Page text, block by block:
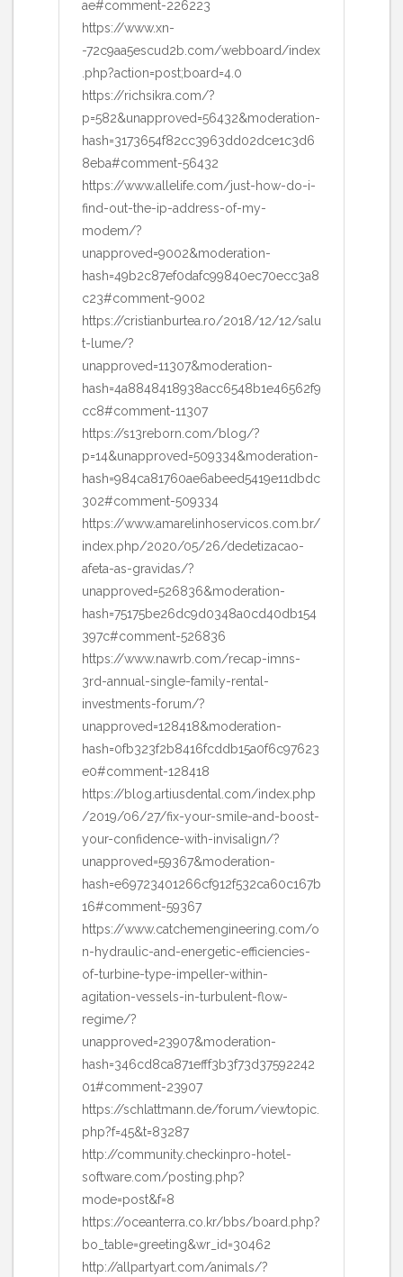
ae#comment-226223
https://www.xn-
-72c9aa5escud2b.com/webboard/index
.php?action=post;board=4.0
https://richsikra.com/?
p=582&unapproved=56432&moderation-
hash=3173654f82cc3963dd02dce1c3d6
8eba#comment-56432
https://www.allelife.com/just-how-do-i-
find-out-the-ip-address-of-my-
modem/?
unapproved=9002&moderation-
hash=49b2c87ef0dafc99840ec70ecc3a8
c23#comment-9002
https://cristianburtea.ro/2018/12/12/salu
t-lume/?
unapproved=11307&moderation-
hash=4a8848418938acc6548b1e46562f9
cc8#comment-11307
https://s13reborn.com/blog/?
p=14&unapproved=509334&moderation-
hash=984ca81760ae6abeed5419e11dbdc
302#comment-509334
https://www.amarelinhoservicos.com.br/
index.php/2020/05/26/dedetizacao-
afeta-as-gravidas/?
unapproved=526836&moderation-
hash=75175be26dc9d0348a0cd40db154
397c#comment-526836
https://www.nawrb.com/recap-imns-
3rd-annual-single-family-rental-
investments-forum/?
unapproved=128418&moderation-
hash=0fb323f2b8416fcddb15a0f6c97623
e0#comment-128418
https://blog.artiusdental.com/index.php
/2019/06/27/fix-your-smile-and-boost-
your-confidence-with-invisalign/?
unapproved=59367&moderation-
hash=e69723401266cf912f532ca60c167b
16#comment-59367
https://www.catchemengineering.com/o
n-hydraulic-and-energetic-efficiencies-
of-turbine-type-impeller-within-
agitation-vessels-in-turbulent-flow-
regime/?
unapproved=23907&moderation-
hash=346cd8ca871efff3b3f73d37592242
01#comment-23907
https://schlattmann.de/forum/viewtopic.
php?f=45&t=83287
http://community.checkinpro-hotel-
software.com/posting.php?
mode=post&f=8
https://oceanterra.co.kr/bbs/board.php?
bo_table=greeting&wr_id=30462
http://allpartyart.com/animals/?